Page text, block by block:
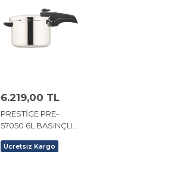
6.219,00 TL
PRESTİGE PRE-
57050 6L BASINÇLI
Ücretsiz Kargo